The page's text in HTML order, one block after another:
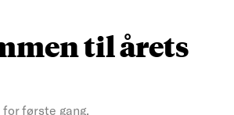
til årets
første gang.